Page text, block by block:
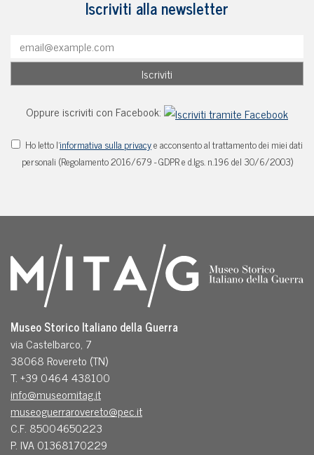
Iscriviti alla newsletter
Oppure iscriviti con Facebook:
Ho letto l'informativa sulla privacye acconsento al trattamento dei miei dati
personali (Regolamento 2016/679 - GDPR e d.lgs. n.196 del 30/6/2003)
Museo Storico Italiano della Guerra
via Castelbarco, 7
38068 Rovereto (TN)
T. +39 0464 438100
info@museomitag.it
museoguerrarovereto@pec.it
C.F. 85004650223
P. IVA 01368170229